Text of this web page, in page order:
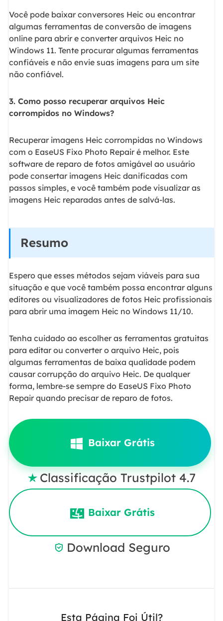
Você pode baixar conversores Heic ou encontrar
algumas ferramentas de conversão de imagens
online para abrir e converter arquivos Heic no
Windows 11. Tente procurar algumas ferramentas
confiáveis e não envie suas imagens para um site
não confiável.
3. Como posso recuperar arquivos Heic
corrompidos no Windows?
Recuperar imagens Heic corrompidas no Windows
com o EaseUS Fixo Photo Repair é melhor. Este
software de reparo de fotos amigável ao usuário
pode consertar imagens Heic danificadas com
passos simples, e você também pode visualizar as
imagens Heic reparadas antes de salvá-las.
Resumo
Espero que esses métodos sejam viáveis para sua
situação e que você também possa encontrar alguns
editores ou visualizadores de fotos Heic profissionais
para abrir uma imagem Heic no Windows 11/10.
Tenha cuidado ao escolher as ferramentas gratuitas
para editar ou converter o arquivo Heic, pois
algumas ferramentas de baixa qualidade podem
causar corrupção do arquivo Heic. De qualquer
forma, lembre-se sempre do EaseUS Fixo Photo
Repair quando precisar de reparo de fotos.
Baixar Grátis
 Classificação Trustpilot 4.7
Baixar Grátis
 Download Seguro
Esta Página Foi Útil?